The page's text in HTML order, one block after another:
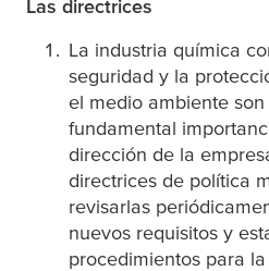
Las directrices
La industria química
seguridad y la
el medio ambiente
fundamental
dirección de la
directrices de política
revisarlas
nuevos requisitos y
procedimientos para